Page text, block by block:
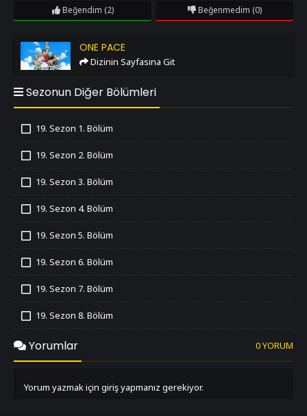
Beğendim (2) Beğenmedim (0)
One Pace ONE PACE
Dizinin Sayfasına Git
Sezonun Diğer Bölümleri
19. Sezon 1. Bölüm
19. Sezon 2. Bölüm
19. Sezon 3. Bölüm
19. Sezon 4. Bölüm
19. Sezon 5. Bölüm
19. Sezon 6. Bölüm
19. Sezon 7. Bölüm
19. Sezon 8. Bölüm
İzledim
19. Sezon 9. Bölüm
İzledim
19. Sezon 11. Bölüm
Yorumlar 0 YORUM
Yorum yazmak için giriş yapmanız gerekiyor.